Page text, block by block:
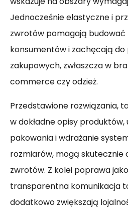
Jednocześnie elastyczne i
zwrotów pomagają budować
konsumentów i zachęcają
zakupowych, zwłaszcza w
commerce czy odzież.
Przedstawione rozwiązania,
w dokładne opisy
pakowania i wdrażanie
rozmiarów, mogą skutecznie
zwrotów. Z kolei poprawa
transparentna komunikacja
dodatkowo zwiększają